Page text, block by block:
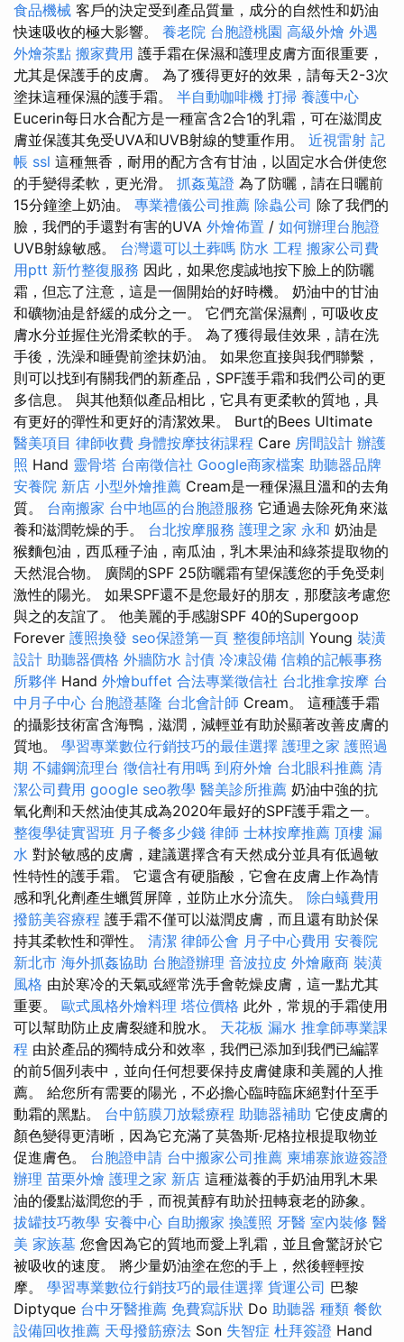
食品機械 客戶的決定受到產品質量，成分的自然性和奶油
快速吸收的極大影響。 養老院 台胞證桃園 高級外燴 外遇
外燴茶點 搬家費用 護手霜在保濕和護理皮膚方面很重要，
尤其是保護手的皮膚。 為了獲得更好的效果，請每天2-3次
塗抹這種保濕的護手霜。 半自動咖啡機 打掃 養護中心
Eucerin每日水合配方是一種富含2合1的乳霜，可在滋潤皮
膚並保護其免受UVA和UVB射線的雙重作用。 近視雷射 記
帳 ssl 這種無香，耐用的配方含有甘油，以固定水合併使您
的手變得柔軟，更光滑。 抓姦蒐證 為了防曬，請在日曬前
15分鐘塗上奶油。 專業禮儀公司推薦 除蟲公司 除了我們的
臉，我們的手還對有害的UVA 外燴佈置 / 如何辦理台胞證
UVB射線敏感。 台灣還可以土葬嗎 防水 工程 搬家公司費
用ptt 新竹整復服務 因此，如果您虔誠地按下臉上的防曬
霜，但忘了注意，這是一個開始的好時機。 奶油中的甘油
和礦物油是舒緩的成分之一。 它們充當保濕劑，可吸收皮
膚水分並握住光滑柔軟的手。 為了獲得最佳效果，請在洗
手後，洗澡和睡覺前塗抹奶油。 如果您直接與我們聯繫，
則可以找到有關我們的新產品，SPF護手霜和我們公司的更
多信息。 與其他類似產品相比，它具有更柔軟的質地，具
有更好的彈性和更好的清潔效果。 Burt的Bees Ultimate
醫美項目 律師收費 身體按摩技術課程 Care 房間設計 辦護
照 Hand 靈骨塔 台南徵信社 Google商家檔案 助聽器品牌
安養院 新店 小型外燴推薦 Cream是一種保濕且溫和的去角
質。 台南搬家 台中地區的台胞證服務 它通過去除死角來滋
養和滋潤乾燥的手。 台北按摩服務 護理之家 永和 奶油是
猴麵包油，西瓜種子油，南瓜油，乳木果油和綠茶提取物的
天然混合物。 廣闊的SPF 25防曬霜有望保護您的手免受刺
激性的陽光。 如果SPF還不是您最好的朋友，那麼該考慮您
與之的友誼了。 他美麗的手感謝SPF 40的Supergoop
Forever 護照換發 seo保證第一頁 整復師培訓 Young 裝潢
設計 助聽器價格 外牆防水 討債 冷凍設備 信賴的記帳事務
所夥伴 Hand 外燴buffet 合法專業徵信社 台北推拿按摩 台
中月子中心 台胞證基隆 台北會計師 Cream。 這種護手霜
的攝影技術富含海鴨，滋潤，減輕並有助於顯著改善皮膚的
質地。 學習專業數位行銷技巧的最佳選擇 護理之家 護照過
期 不鏽鋼流理台 徵信社有用嗎 到府外燴 台北眼科推薦 清
潔公司費用 google seo教學 醫美診所推薦 奶油中強的抗
氧化劑和天然油使其成為2020年最好的SPF護手霜之一。
整復學徒實習班 月子餐多少錢 律師 士林按摩推薦 頂樓 漏
水 對於敏感的皮膚，建議選擇含有天然成分並具有低過敏
性特性的護手霜。 它還含有硬脂酸，它會在皮膚上作為情
感和乳化劑產生蠟質屏障，並防止水分流失。 除白蟻費用
撥筋美容療程 護手霜不僅可以滋潤皮膚，而且還有助於保
持其柔軟性和彈性。 清潔 律師公會 月子中心費用 安養院
新北市 海外抓姦協助 台胞證辦理 音波拉皮 外燴廠商 裝潢
風格 由於寒冷的天氣或經常洗手會乾燥皮膚，這一點尤其
重要。 歐式風格外燴料理 塔位價格 此外，常規的手霜使用
可以幫助防止皮膚裂縫和脫水。 天花板 漏水 推拿師專業課
程 由於產品的獨特成分和效率，我們已添加到我們已編譯
的前5個列表中，並向任何想要保持皮膚健康和美麗的人推
薦。 給您所有需要的陽光，不必擔心臨時臨床絕對什至手
動霜的黑點。 台中筋膜刀放鬆療程 助聽器補助 它使皮膚的
顏色變得更清晰，因為它充滿了莫魯斯·尼格拉根提取物並
促進膚色。 台胞證申請 台中搬家公司推薦 柬埔寨旅遊簽證
辦理 苗栗外燴 護理之家 新店 這種滋養的手奶油用乳木果
油的優點滋潤您的手，而視黃醇有助於扭轉衰老的跡象。
拔罐技巧教學 安養中心 自助搬家 換護照 牙醫 室內裝修 醫
美 家族墓 您會因為它的質地而愛上乳霜，並且會驚訝於它
被吸收的速度。 將少量奶油塗在您的手上，然後輕輕按
摩。 學習專業數位行銷技巧的最佳選擇 貨運公司 巴黎
Diptyque 台中牙醫推薦 免費寫訴狀 Do 助聽器 種類 餐飲
設備回收推薦 天母撥筋療法 Son 失智症 杜拜簽證 Hand